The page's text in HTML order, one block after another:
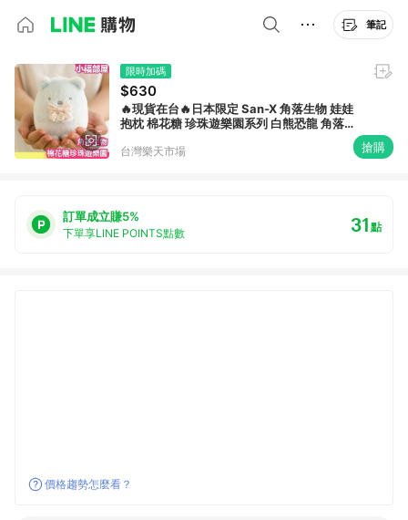
筆記
限時加碼
$630
🔥現貨在台🔥日本限定 San-X 角落生物 娃娃
抱枕 棉花糖 珍珠遊樂園系列 白熊恐龍 角落小
台灣樂天市場 搶購
訂單成立賺5%
下單享LINE POINTS點數 31點
價格趨勢怎麼看？